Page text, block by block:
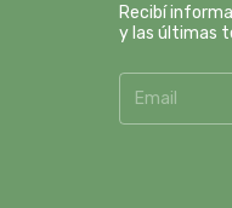
Recibí
y las últimas